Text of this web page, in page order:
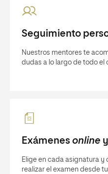
Seguimiento
Nuestros mentores te
dudas a lo largo de todo el
Exámenes online
Elige en cada asignatura y
realizar el examen desde